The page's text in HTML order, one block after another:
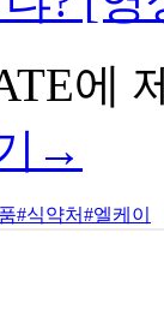
에
→
#식약처#엘케이